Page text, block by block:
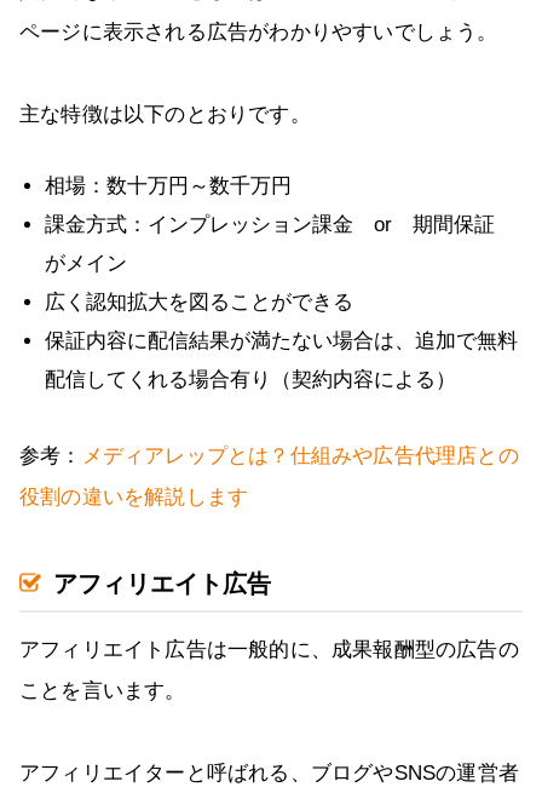
ページに表示される広告がわかりやすいでしょう。
主な特徴は以下のとおりです。
相場：数十万円～数千万円
課金方式：インプレッション課金 or 期間保証
がメイン
広く認知拡大を図ることができる
保証内容に配信結果が満たない場合は、追加で無料
配信してくれる場合有り（契約内容による）
参考： メディアレップとは？仕組みや広告代理店との
役割の違いを解説します
アフィリエイト広告
アフィリエイト広告は一般的に、成果報酬型の広告の
ことを言います。
アフィリエイターと呼ばれる、ブログやSNSの運営者